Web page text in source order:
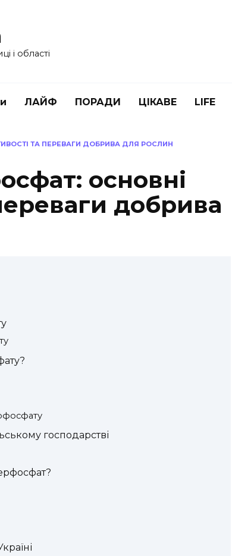
і області
ЛАЙФ ПОРАДИ ЦІКАВЕ LIFE
ТА ПЕРЕВАГИ ДОБРИВА ДЛЯ РОСЛИН
основні
добрива
господарстві